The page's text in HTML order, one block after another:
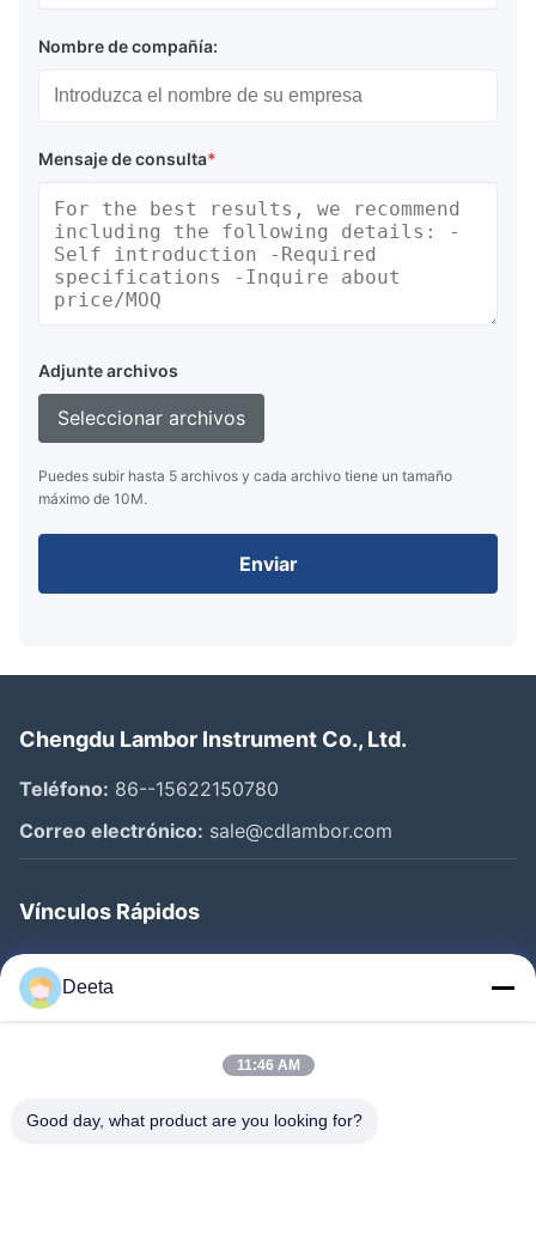
Nombre de compañía:
Mensaje de consulta*
Adjunte archivos
Seleccionar archivos
Puedes subir hasta 5 archivos y cada archivo tiene un tamaño
máximo de 10M.
Enviar
Chengdu Lambor Instrument Co., Ltd.
Teléfono: 86--15622150780
Correo electrónico: sale@cdlambor.com
Vínculos Rápidos
Inicio
Productos
Control De Calidad
Deeta
11:46 AM
Good day, what product are you looking for?